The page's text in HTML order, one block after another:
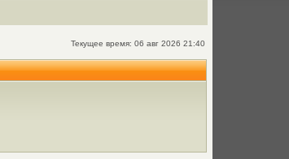
Текущее время: 06 авг 2026 21:40